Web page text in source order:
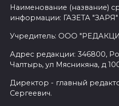
Наименование (название)
информации: ГАЗЕТА "ЗАРЯ"
Учредитель: ООО
Адрес редакции: 346800,
Чалтырь, ул Мясникяна, д
Директор - главный
Сергеевич.